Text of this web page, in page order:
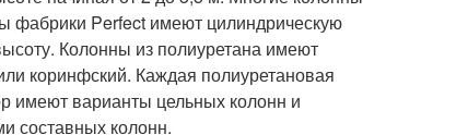
фабрики Perfect имеют цилиндрическую
Колонны из полиуретана имеют
коринфский. Каждая полиуретановая
имеют варианты цельных колонн и
составных колонн.